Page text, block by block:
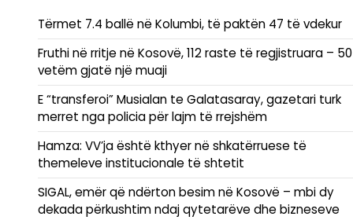
Tërmet 7.4 ballë në Kolumbi, të paktën 47 të vdekur
Fruthi në rritje në Kosovë, 112 raste të regjistruara – 50
vetëm gjatë një muaji
E “transferoi” Musialan te Galatasaray, gazetari turk
merret nga policia për lajm të rrejshëm
Hamza: VV’ja është kthyer në shkatërruese të
themeleve institucionale të shtetit
SIGAL, emër që ndërton besim në Kosovë – mbi dy
dekada përkushtim ndaj qytetarëve dhe bizneseve